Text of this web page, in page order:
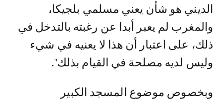
الديني هو شأن يعني مسلمي بلجيكا،
والمغرب لم يعبر أبدا عن رغبته بالتدخل في
ذلك، على اعتبار أن هذا لا يعنيه في شيء
وليس لديه مصلحة في القيام بذلك".
وبخصوص موضوع المسجد الكبير